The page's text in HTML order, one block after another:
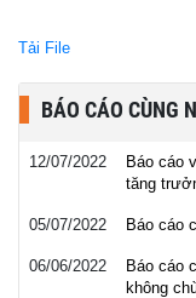
Tải File
BÁO CÁO CÙNG
12/07/2022
Báo cáo
tăng
05/07/2022 Báo cáo
06/06/2022
Báo cáo
không